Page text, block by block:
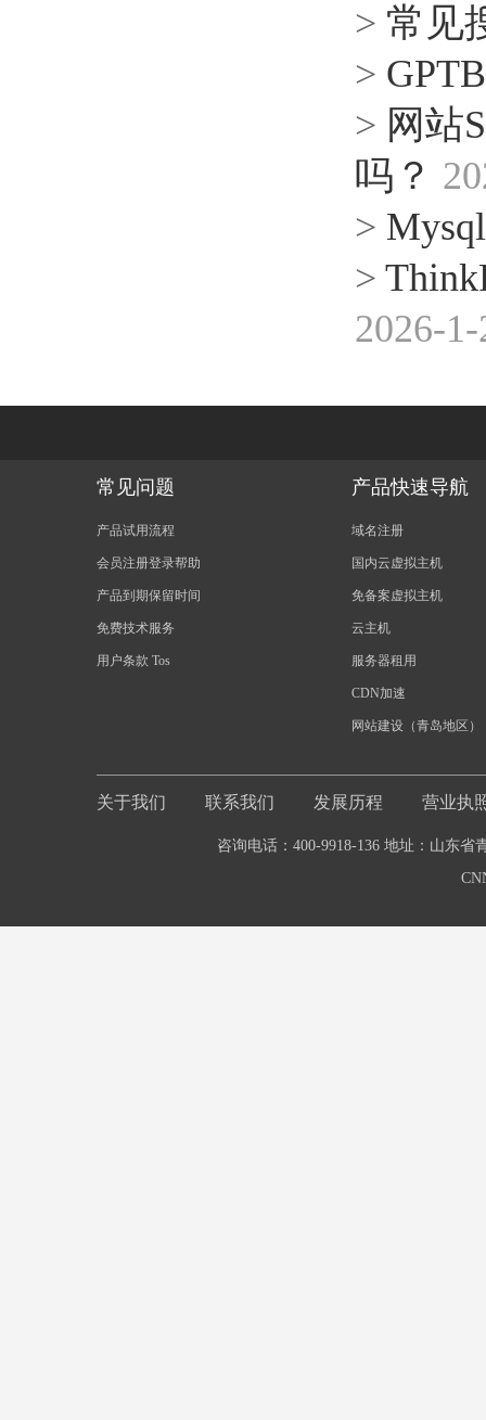
> 常见
>
> 网站
吗？
>
>
2026-
常见问题
产品试用流程
会员注册登录帮助
产品到期保留时间
免费技术服务
用户条款 Tos
产品快速导航
域名注册
国内云虚拟主机
免备案虚拟主机
云主机
服务器租用
CDN加速
网站建设（青岛地区）
关于我们 联系我们 发展历程 营业执
咨询电话：400-9918-136 地址：山东省